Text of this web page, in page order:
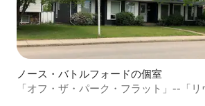
ノース・バトルフォードの個室
「オフ・ザ・パーク・フラット」--「リ